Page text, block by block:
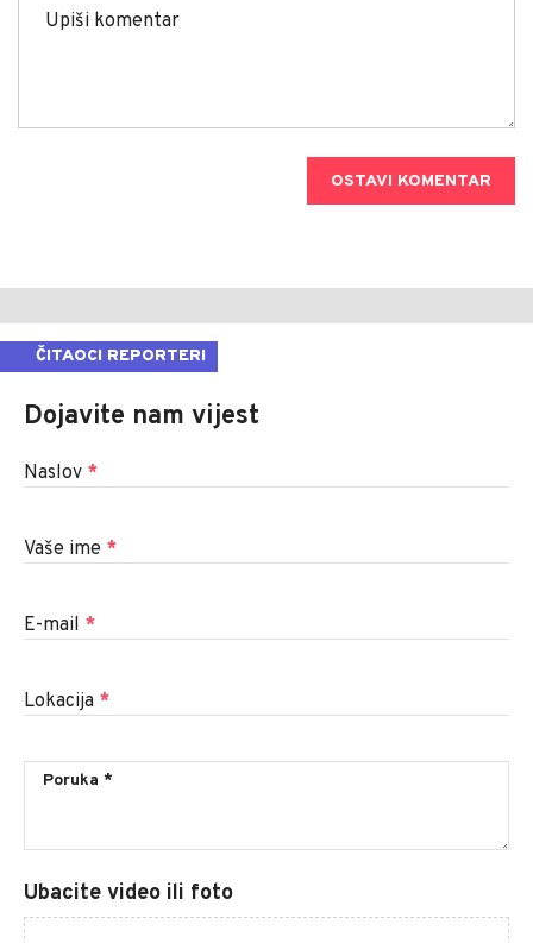
OSTAVI KOMENTAR
ČITAOCI REPORTERI
Dojavite nam vijest
Naslov *
Vaše ime *
E-mail *
Lokacija *
Ubacite video ili foto